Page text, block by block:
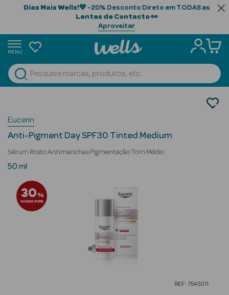
Dias Mais Wells!💙 -20% Desconto Direto em TODAS as
Lentes de Contacto👀
Aproveitar
MENU
Ver Tudo
Beauty Season
Cabelo
Profissional
Beauty Season
Beauty Season
Cosmética
Séruns Faciais
Eucerin
Anti-Pigment Day SPF30 Tinted Medium
Sérum Rosto Antimanchas Pigmentação Tom Médio
50 ml
30%
SOBRE PVPR
REF: 7545011